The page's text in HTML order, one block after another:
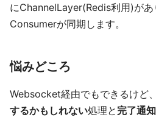
にChannelLayer(Redis利用)が
Consumerが同期します。
悩みどころ
Websocket経由でもできるけど
するかもしれない処理と 完了通